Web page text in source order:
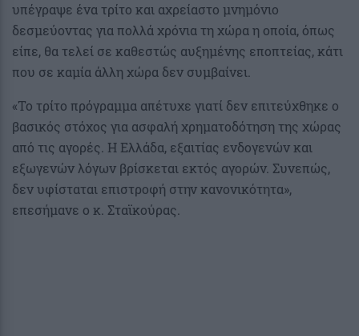
υπέγραψε ένα τρίτο και αχρείαστο μνημόνιο
δεσμεύοντας για πολλά χρόνια τη χώρα η οποία, όπως
είπε, θα τελεί σε καθεστώς αυξημένης εποπτείας, κάτι
που σε καμία άλλη χώρα δεν συμβαίνει.
«Το τρίτο πρόγραμμα απέτυχε γιατί δεν επιτεύχθηκε ο
βασικός στόχος για ασφαλή χρηματοδότηση της χώρας
από τις αγορές. Η Ελλάδα, εξαιτίας ενδογενών και
εξωγενών λόγων βρίσκεται εκτός αγορών. Συνεπώς,
δεν υφίσταται επιστροφή στην κανονικότητα»,
επεσήμανε ο κ. Σταϊκούρας.